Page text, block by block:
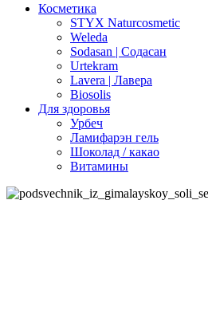
Косметика
STYX Naturcosmetic
Weleda
Sodasan | Содасан
Urtekram
Lavera | Лавера
Biosolis
Для здоровья
Урбеч
Ламифарэн гель
Шоколад / какао
Витамины